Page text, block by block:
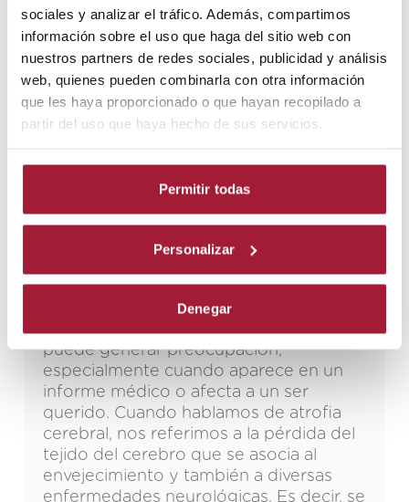
sociales y analizar el tráfico. Además, compartimos
información sobre el uso que haga del sitio web con
nuestros partners de redes sociales, publicidad y análisis
web, quienes pueden combinarla con otra información
que les haya proporcionado o que hayan recopilado a
partir del uso que haya hecho de sus servicios.
Permitir todas
Personalizar
Denegar
Leer más
NEURORREHABILITACIÓN
ADULTA,TRASTORNOS
29/04/2026
Atrofia cerebral: qué es, causas,
síntomas y diagnóstico
La atrofia cerebral es un término que
puede generar preocupación,
especialmente cuando aparece en un
informe médico o afecta a un ser
querido. Cuando hablamos de atrofia
cerebral, nos referimos a la pérdida del
tejido del cerebro que se asocia al
envejecimiento y también a diversas
enfermedades neurológicas. Es decir, se